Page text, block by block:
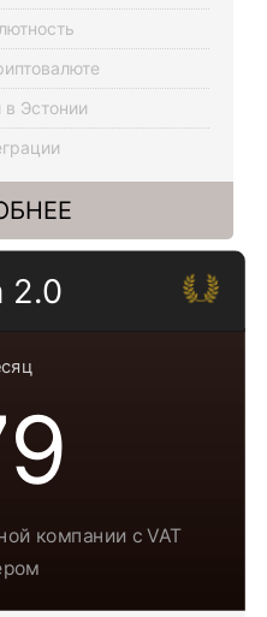
в Эстонии
2.0
компании с VAT